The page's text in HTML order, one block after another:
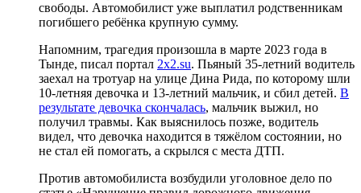
свободы. Автомобилист уже выплатил родственникам
погибшего ребёнка крупную сумму.
Напомним, трагедия произошла в марте 2023 года в
Тынде, писал портал 2x2.su. Пьяный 35-летний водитель
заехал на тротуар на улице Дина Рида, по которому шли
10-летняя девочка и 13-летний мальчик, и сбил детей. В
результате девочка скончалась, мальчик выжил, но
получил травмы. Как выяснилось позже, водитель
видел, что девочка находится в тяжёлом состоянии, но
не стал ей помогать, а скрылся с места ДТП.
Против автомобилиста возбудили уголовное дело по